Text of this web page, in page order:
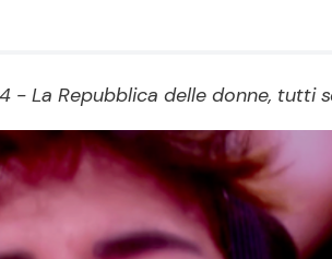
Mondo Mamma
Salute
Viaggi e Turismo
Festività
- La Repubblica delle donne,